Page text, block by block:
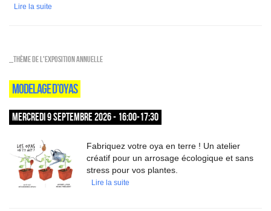
Lire la suite
_Thème de l'exposition annuelle
MODELAGE D’OYAS
MERCREDI 9 SEPTEMBRE 2026 - 16:00-17:30
Fabriquez votre oya en terre ! Un atelier
créatif pour un arrosage écologique et sans
stress pour vos plantes.
Lire la suite